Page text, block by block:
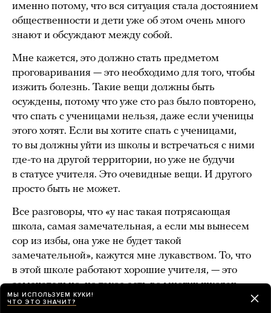
именно потому, что вся ситуация стала достоянием
общественности и дети уже об этом очень много
знают и обсуждают между собой.
Мне кажется, это должно стать предметом
проговаривания — это необходимо для того, чтобы
изжить болезнь. Такие вещи должны быть
осуждены, потому что уже сто раз было повторено,
что спать с ученицами нельзя, даже если ученицы
этого хотят. Если вы хотите спать с ученицами,
то вы должны уйти из школы и встречаться с ними
где-то на другой территории, но уже не будучи
в статусе учителя. Это очевидные вещи. И другого
просто быть не может.
Все разговоры, что «у нас такая потрясающая
школа, самая замечательная, а если мы вынесем
сор из избы, она уже не будет такой
замечательной», кажутся мне лукавством. То, что
в этой школе работают хорошие учителя, — это
замечательно, но такое есть во многих школах.
И это не оправдывает страусиную позицию
МЫ ИСПОЛЬЗУЕМ КУКИ!
ЧТО ЭТО ЗНАЧИТ?